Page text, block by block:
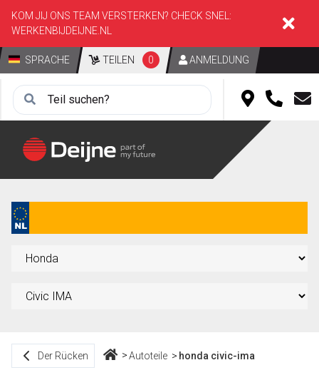
KOM JIJ ONS TEAM VERSTERKEN? CHECK SNEL:
WERKENBIJDEIJNE.NL
SPRACHE TEILEN 0 ANMELDUNG
Der Rücken Autoteile honda civic-ima